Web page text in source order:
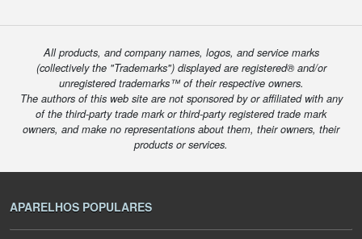
All products, and company names, logos, and service marks
(collectively the "Trademarks") displayed are registered® and/or
unregistered trademarks™ of their respective owners.
The authors of this web site are not sponsored by or affiliated with any
of the third-party trade mark or third-party registered trade mark
owners, and make no representations about them, their owners, their
products or services.
APARELHOS POPULARES